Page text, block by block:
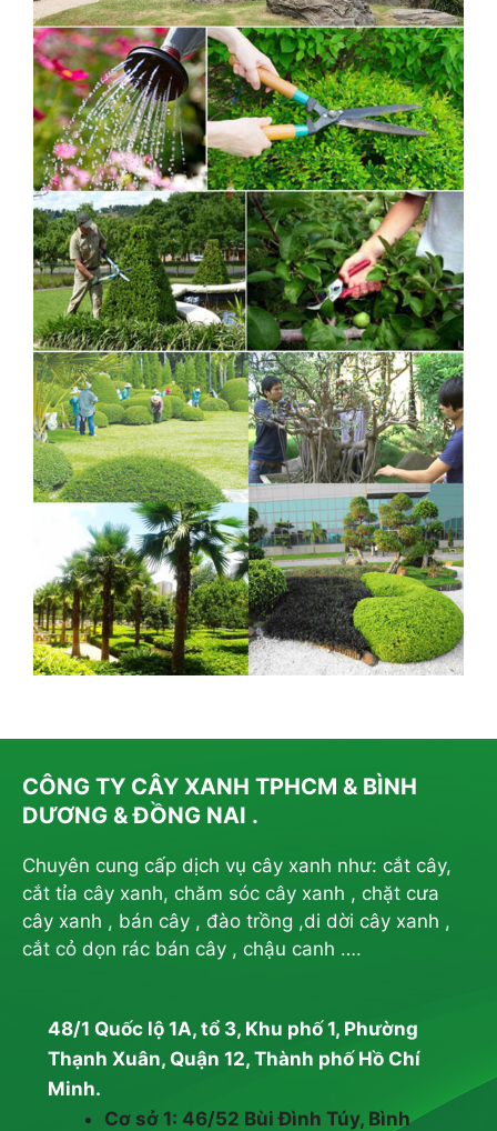
CÔNG TY CÂY XANH TPHCM & BÌNH
DƯƠNG & ĐỒNG NAI .
Chuyên cung cấp dịch vụ cây xanh như: cắt cây,
cắt tỉa cây xanh, chăm sóc cây xanh , chặt cưa
cây xanh , bán cây , đào trồng ,di dời cây xanh ,
cắt cỏ dọn rác bán cây , chậu canh ….
48/1 Quốc lộ 1A, tổ 3, Khu phố 1, Phường
Thạnh Xuân, Quận 12, Thành phố Hồ Chí
Minh.
Cơ sở 1: 46/52 Bùi Đình Túy, Bình